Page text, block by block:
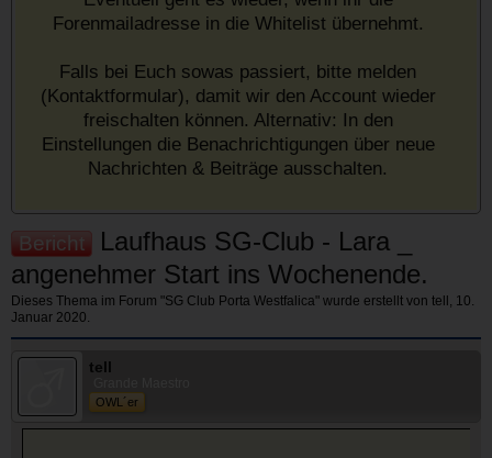
Forenmailadresse in die Whitelist übernehmt.
Falls bei Euch sowas passiert, bitte melden
(Kontaktformular), damit wir den Account wieder
freischalten können. Alternativ: In den
Einstellungen die Benachrichtigungen über neue
Nachrichten & Beiträge ausschalten.
Bericht
Laufhaus SG-Club - Lara _
angenehmer Start ins Wochenende.
Dieses Thema im Forum "SG Club Porta Westfalica" wurde erstellt von tell , 10.
Januar 2020.
tell
OWL´er